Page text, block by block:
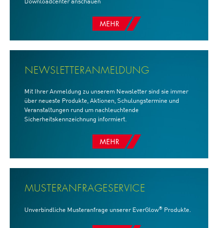
Downloadcenter anschauen
NEWSLETTERANMELDUNG
Mit Ihrer Anmeldung zu unserem Newsletter sind sie immer
über neueste Produkte, Aktionen, Schulungstermine und
Veranstaltungen rund um nachleuchtende
Sicherheitskennzeichnung informiert.
MUSTERANFRAGESERVICE
Unverbindliche Musteranfrage unserer EverGlow® Produkte.